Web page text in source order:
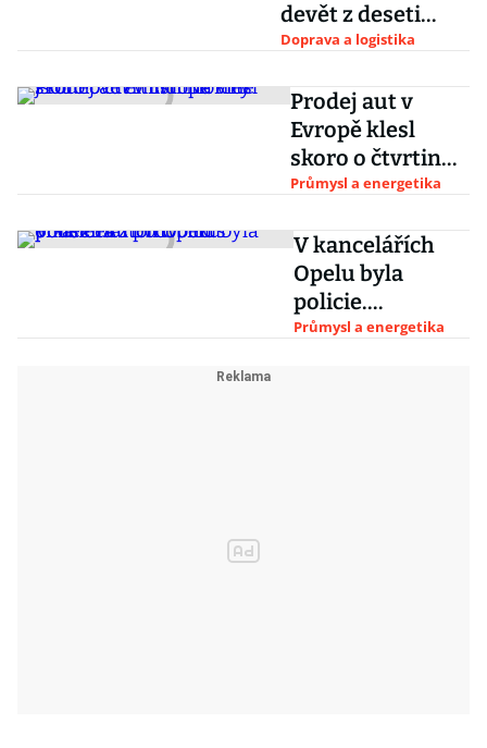
devět z deseti
vozů nemusí
Doprava a logistika
Prodej aut v
Evropě klesl
skoro o čtvrtinu.
Na vině jsou
normy
Průmysl a energetika
V kancelářích
Opelu byla
policie.
Automobilku
Průmysl a energetika